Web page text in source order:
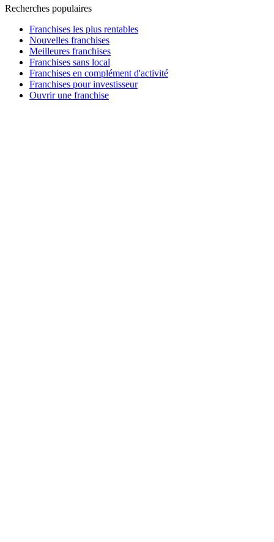
Recherches populaires
Franchises les plus rentables
Nouvelles franchises
Meilleures franchises
Franchises sans local
Franchises en complément d'activité
Franchises pour investisseur
Ouvrir une franchise